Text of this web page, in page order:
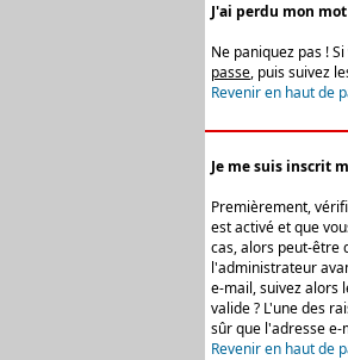
J'ai perdu mon
Ne paniquez pas !
passe, puis suivez
Revenir en haut de
Je me suis inscrit
Premièrement,
est activé et que
cas, alors peut-être
l'administrateur
e-mail, suivez alors
valide ? L'une des
sûr que l'adresse
Revenir en haut de